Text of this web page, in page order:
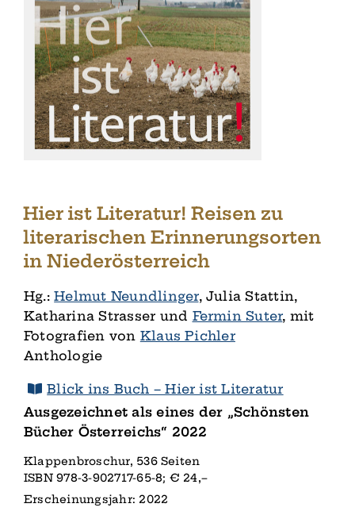
Hier ist Literatur! Reisen zu
literarischen Erinnerungsorten
in Niederösterreich
Hg.:Helmut Neundlinger, Julia Stattin,
Katharina Strasser und Fermin Suter, mit
Fotografien von Klaus Pichler
Anthologie
Blick ins Buch – Hier ist Literatur
Ausgezeichnet als eines der „Schönsten
Bücher Österreichs“ 2022
Klappenbroschur, 536 Seiten
ISBN 978-3-902717-65-8; € 24,–
Erscheinungsjahr: 2022